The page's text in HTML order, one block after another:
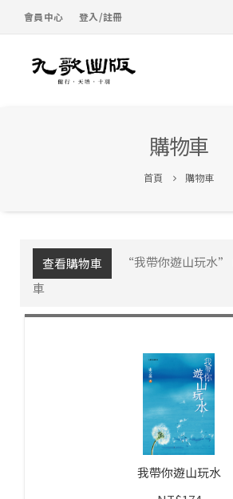
會員中心 登入/註冊
購物車
首頁 購物車
查看購物車
“我帶你遊山玩水”
車
我帶你遊山玩水